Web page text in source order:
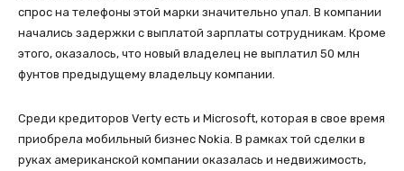
спрос на телефоны этой марки значительно упал. В компании
начались задержки с выплатой зарплаты сотрудникам. Кроме
этого, оказалось, что новый владелец не выплатил 50 млн
фунтов предыдущему владельцу компании.
Среди кредиторов Verty есть и Microsoft, которая в свое время
приобрела мобильный бизнес Nokia. В рамках той сделки в
руках американской компании оказалась и недвижимость,